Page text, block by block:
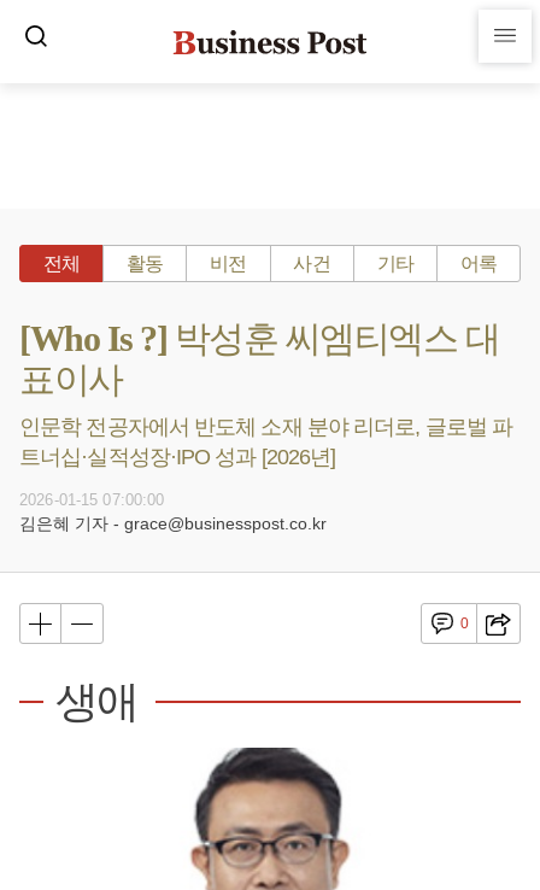
전체 활동 비전 사건 기타 어록
[Who Is ?] 박성훈 씨엠티엑스 대
표이사
인문학 전공자에서 반도체 소재 분야 리더로, 글로벌 파
트너십·실적성장·IPO 성과 [2026년]
2026-01-15 07:00:00
김은혜 기자 - grace@businesspost.co.kr
0
생애